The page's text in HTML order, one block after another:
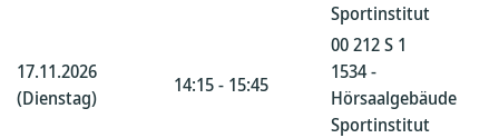
Sportinstitut
17.11.2026
(Dienstag)
14:15 - 15:45
00 212 S 1
1534 -
Hörsaalgebäude
Sportinstitut